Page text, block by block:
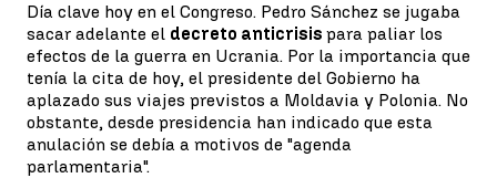
Día clave hoy en el Congreso. Pedro Sánchez se jugaba
sacar adelante el decreto anticrisis para paliar los
efectos de la guerra en Ucrania. Por la importancia que
tenía la cita de hoy, el presidente del Gobierno ha
aplazado sus viajes previstos a Moldavia y Polonia. No
obstante, desde presidencia han indicado que esta
anulación se debía a motivos de "agenda
parlamentaria".